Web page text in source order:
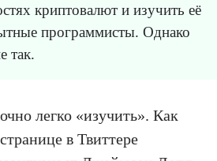
криптовалют и изучить её
программисты. Однако
так.
легко «изучить». Как
в Твиттере